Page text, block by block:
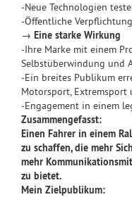
-Neue Technologien
-Öffentliche
→ Eine starke Wirkung
-Ihre Marke mit einem
Selbstüberwindung und
-Ein breites Publikum
Motorsport, Extremsport
-Engagement in einem
Zusammengefasst:
Einen Fahrer in einem
zu schaffen, die mehr
mehr
zu bietet.
Mein Zielpublikum: